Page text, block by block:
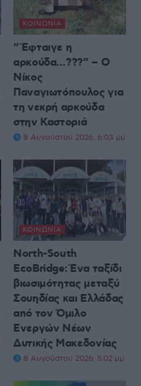
ΚΟΙΝΩΝΊΑ
“Έφταιγε η
αρκούδα…???” – Ο
Νίκος
Παναγιωτόπουλος για
τη νεκρή αρκούδα
στην Καστοριά
8 Αυγούστου 2026, 6:03 μμ
ΚΟΙΝΩΝΊΑ
North-South
EcoBridge: Ένα ταξίδι
βιωσιμότητας μεταξύ
Σουηδίας και Ελλάδας
από τον Όμιλο
Ενεργών Νέων
Δυτικής Μακεδονίας
8 Αυγούστου 2026, 5:02 μμ